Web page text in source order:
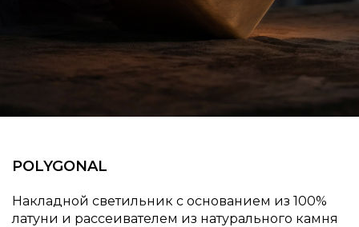
POLYGONAL
Накладной светильник с основанием из 100%
латуни и рассеивателем из натурального камня